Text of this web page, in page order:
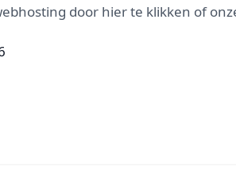
door hier te klikken of